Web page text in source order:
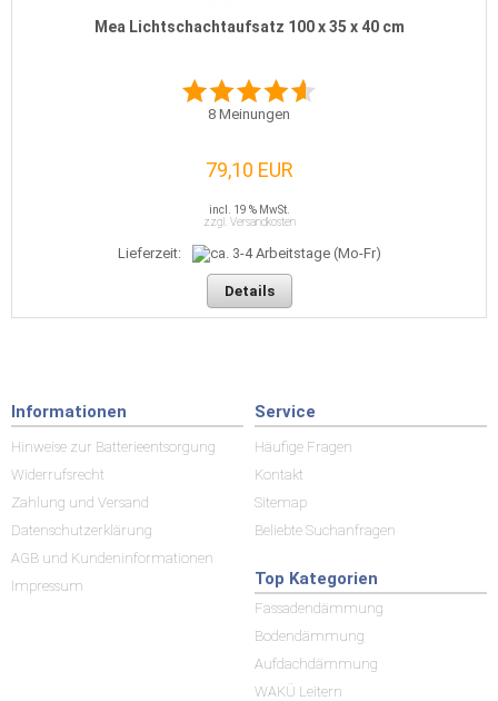
Mea Lichtschachtaufsatz 100 x 35 x 40 cm
8 Meinungen
79,10 EUR
incl. 19 % MwSt.
zzgl. Versandkosten
Lieferzeit:
Details
Informationen
Hinweise zur Batterieentsorgung
Widerrufsrecht
Zahlung und Versand
Datenschutzerklärung
AGB und Kundeninformationen
Impressum
Service
Häufige Fragen
Kontakt
Sitemap
Beliebte Suchanfragen
Top Kategorien
Fassadendämmung
Bodendämmung
Aufdachdämmung
WAKÜ Leitern